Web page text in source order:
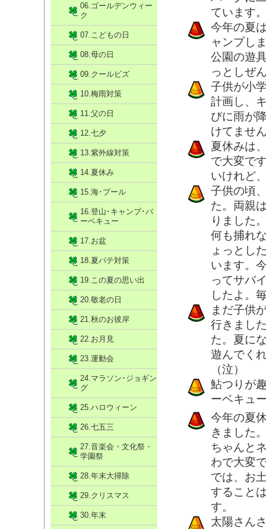
ています
今年の夏
ャンプし
公園の遊
っとしぜ
子供が小
計画し、
びに雨が
けてませ
夏休みは
で大変で
いけれど
子供の頃
た。両親
りました
何も捕れ
ょっとし
います。
ってサバ
したよ。
まだ子供
行きまし
た。夏に
遊んでく
（泣）
鮎つりが
ーベキュ
今年の夏
きました
ちゃんと
わで大変
では、お
すること
す。
太陽さん
06.ゴールデンウィー
ク
07.こどもの日
08.母の日
09.クールビズ
10.梅雨対策
11.父の日
12.七夕
13.紫外線対策
14.夏休み
15.海･プール
16.登山･キャンプ･バ
ーベキュー
17.お盆
18.夏バテ対策
19.この夏の思い出
20.敬老の日
21.秋のお彼岸
22.お月見
23.運動会
24.マラソン･ジョギン
グ
25.ハロウィーン
26.七五三
27.音楽会・文化祭・
学園祭
28.年末大掃除
29.クリスマス
30.年末